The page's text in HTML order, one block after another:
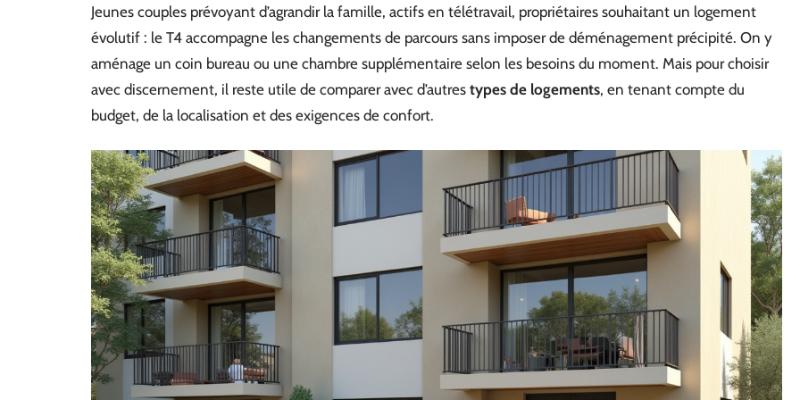
Jeunes couples prévoyant d’agrandir la famille, actifs en télétravail, propriétaires souhaitant un logement
évolutif : le T4 accompagne les changements de parcours sans imposer de déménagement précipité. On y
aménage un coin bureau ou une chambre supplémentaire selon les besoins du moment. Mais pour choisir
avec discernement, il reste utile de comparer avec d’autres types de logements, en tenant compte du
budget, de la localisation et des exigences de confort.